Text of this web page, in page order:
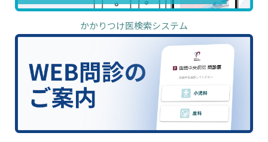
かかりつけ医検索システム